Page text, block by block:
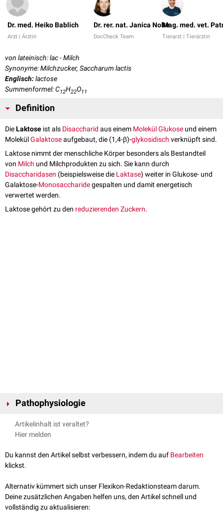
Dr. med. Heiko Bablich
Arzt | Ärztin
Dr. rer. nat. Janica Nolte
DocCheck Team
Mag. med. vet.
Tierarzt | Tierärztin
von lateinisch: lac - Milch
Synonyme: Milchzucker, Saccharum lactis
Englisch:lactose
Summenformel: C12H22O11
Definition
DieLaktose ist als Disaccharid aus einem MolekülGlukose und einem
MolekülGalaktoseaufgebaut, die (1,4-β)-glykosidisch verknüpft sind.
Laktose nimmt der menschliche Körper besonders als Bestandteil
von Milch und Milchprodukten zu sich. Sie kann durch
Disaccharidasen (beispielsweise die Laktase) weiter in Glukose- und
Galaktose-Monosaccharidegespalten und damit energetisch
verwertet werden.
Laktose gehört zu den reduzierenden Zuckern.
Pathophysiologie
wird im Dickdarm durch die dort angesiedelten
Bakterien
Milchsäure
abgebaut (
Artikelinhalt ist veraltet?
Hier melden
Du kannst den Artikel selbst verbessern, indem du auf Bearbeiten
klickst.
Alternativ kümmert sich unser Flexikon-Redaktionsteam darum.
Deine zusätzlichen Angaben helfen uns, den Artikel schnell und
vollständig zu aktualisieren: